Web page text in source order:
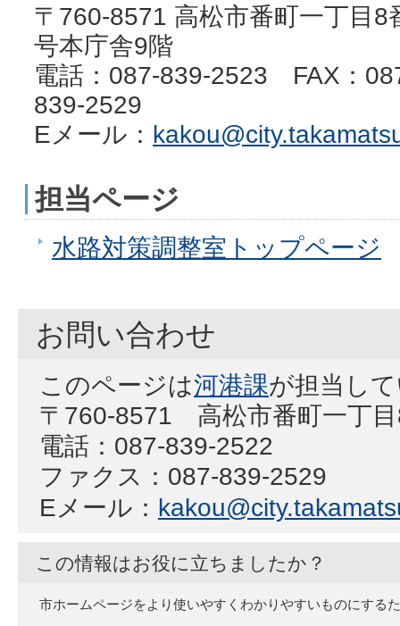
〒760-8571 高松市番町一丁目8
号本庁舎9階
電話：087-839-2523 FAX：
839-2529
Eメール：
担当ページ
水路対策調整室トップページ
お問い合わせ
このページは河港課が担当し
〒760-8571 高松市番町一丁
電話：087-839-2522
ファクス：087-839-2529
Eメール：
この情報はお役に立ちましたか？
市ホームページをより使いやすくわかりやすいものにする